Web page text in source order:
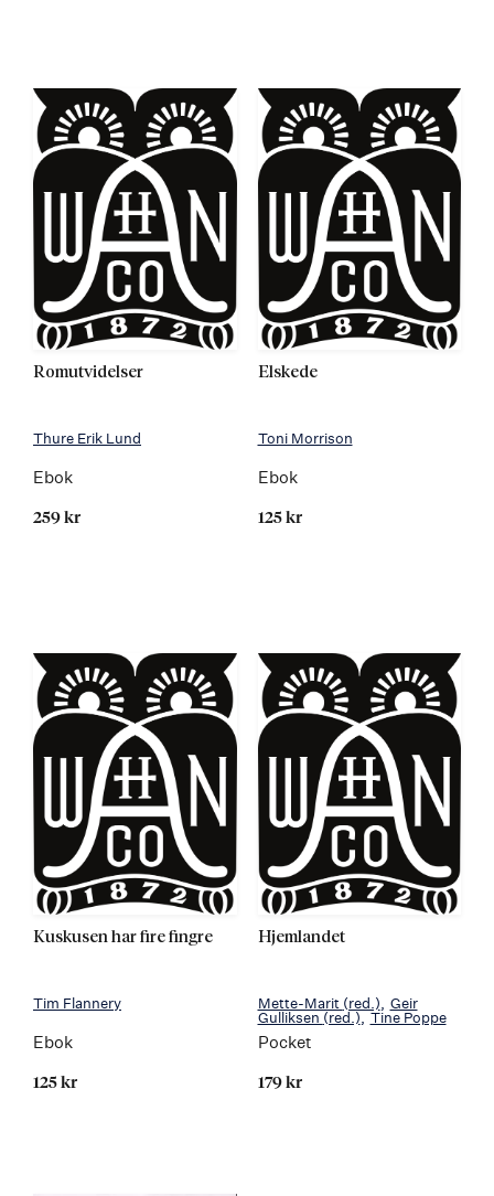
Romutvidelser
Thure Erik Lund
Ebok
259 kr
Elskede
Toni Morrison
Ebok
125 kr
Kuskusen har fire fingre
Tim Flannery
Ebok
125 kr
Hjemlandet
Mette-Marit (red.)
Geir
Gulliksen (red.) Tine Poppe
Pocket
179 kr